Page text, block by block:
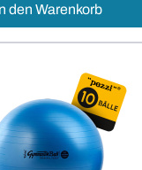
den Warenkorb